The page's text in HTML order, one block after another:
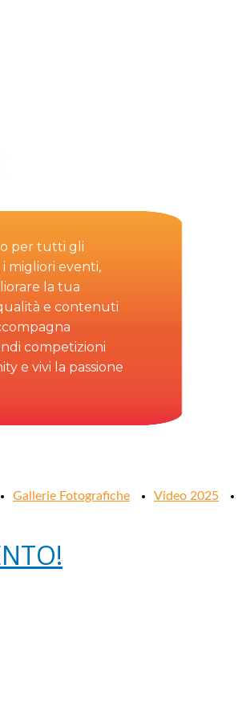
per tutti gli
migliori eventi,
la tua
e contenuti
competizioni
e vivi la passione
Gallerie Fotografiche Video 2025